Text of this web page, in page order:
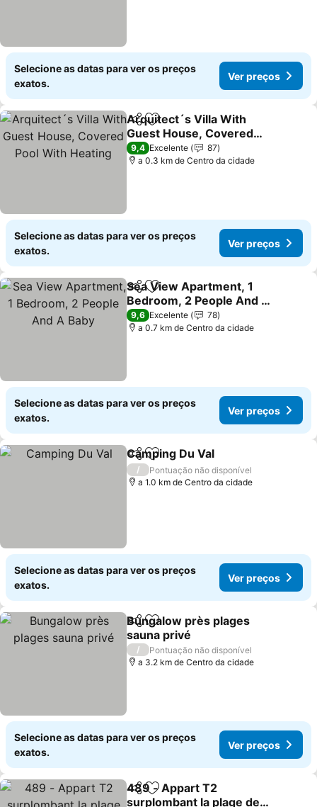
Selecione as datas para ver os preços
exatos.
Ver preços
PartilharAdicionar aos favoritos
Arquitect´s Villa With
Guest House, Covered
Pool With Heating
9,4 Excelente
87
a 0.3 km de Centro da cidade
Selecione as datas para ver os preços
exatos.
Ver preços
PartilharAdicionar aos favoritos
Sea View Apartment, 1
Bedroom, 2 People And A
Baby
9,6 Excelente
78
a 0.7 km de Centro da cidade
Selecione as datas para ver os preços
exatos.
Ver preços
PartilharAdicionar aos favoritos
Camping Du Val
/
Pontuação não disponível
a 1.0 km de Centro da cidade
Selecione as datas para ver os preços
exatos.
Ver preços
PartilharAdicionar aos favoritos
Bungalow près plages
sauna privé
/
Pontuação não disponível
a 3.2 km de Centro da cidade
Selecione as datas para ver os preços
exatos.
Ver preços
PartilharAdicionar aos favoritos
489 - Appart T2
surplombant la plage de